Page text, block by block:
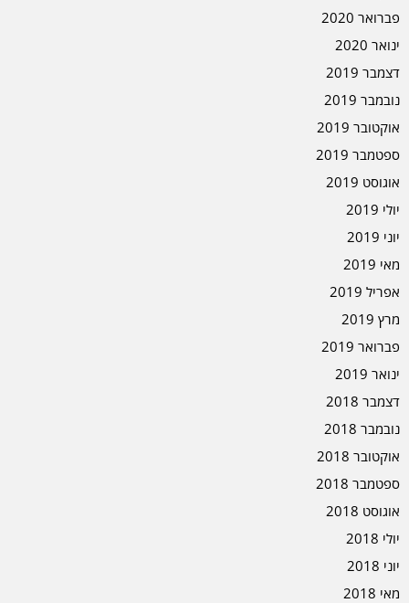
פברואר 2020
ינואר 2020
דצמבר 2019
נובמבר 2019
אוקטובר 2019
ספטמבר 2019
אוגוסט 2019
יולי 2019
יוני 2019
מאי 2019
אפריל 2019
מרץ 2019
פברואר 2019
ינואר 2019
דצמבר 2018
נובמבר 2018
אוקטובר 2018
ספטמבר 2018
אוגוסט 2018
יולי 2018
יוני 2018
מאי 2018